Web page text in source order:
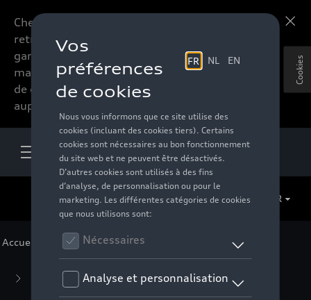
Chers accessoires-lovers,
retrouvez dorénavant toute la
gamme d’accessoires de votre
marque préférée sous forme
de catalogue à commander
auprès de votre distributeur.
FR
Accueil Pour vous >CUPRA > Kids Collection
Business Collection (59)
Cookies